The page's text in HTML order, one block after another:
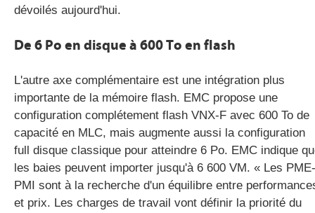
dévoilés aujourd'hui.
De 6 Po en disque à 600 To en flash
L'autre axe complémentaire est une intégration plus
importante de la mémoire flash. EMC propose une
configuration complétement flash VNX-F avec 600 To de
capacité en MLC, mais augmente aussi la configuration
full disque classique pour atteindre 6 Po. EMC indique
les baies peuvent importer jusqu'à 6 600 VM. « Les PME-
PMI sont à la recherche d'un équilibre entre
et prix. Les charges de travail vont définir la priorité du